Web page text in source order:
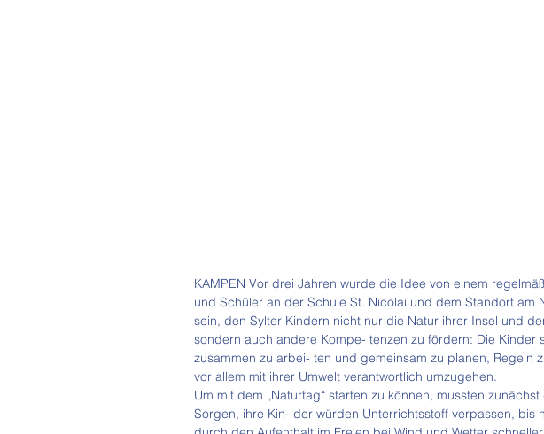
KAMPEN Vor drei Jahren wurde die Idee von einem
und Schüler an der Schule St. Nicolai und dem Standort am
sein, den Sylter Kindern nicht nur die Natur ihrer Insel und
sondern auch andere Kompe- tenzen zu fördern: Die Kinder
zusammen zu arbei- ten und gemeinsam zu planen, Regeln
vor allem mit ihrer Umwelt verantwortlich umzugehen.
Um mit dem „Naturtag“ starten zu können, mussten
Sorgen, ihre Kin- der würden Unterrichtsstoff verpassen, bis